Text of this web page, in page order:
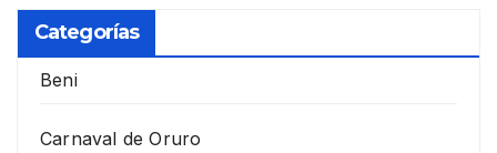
Categorías
Beni
Carnaval de Oruro